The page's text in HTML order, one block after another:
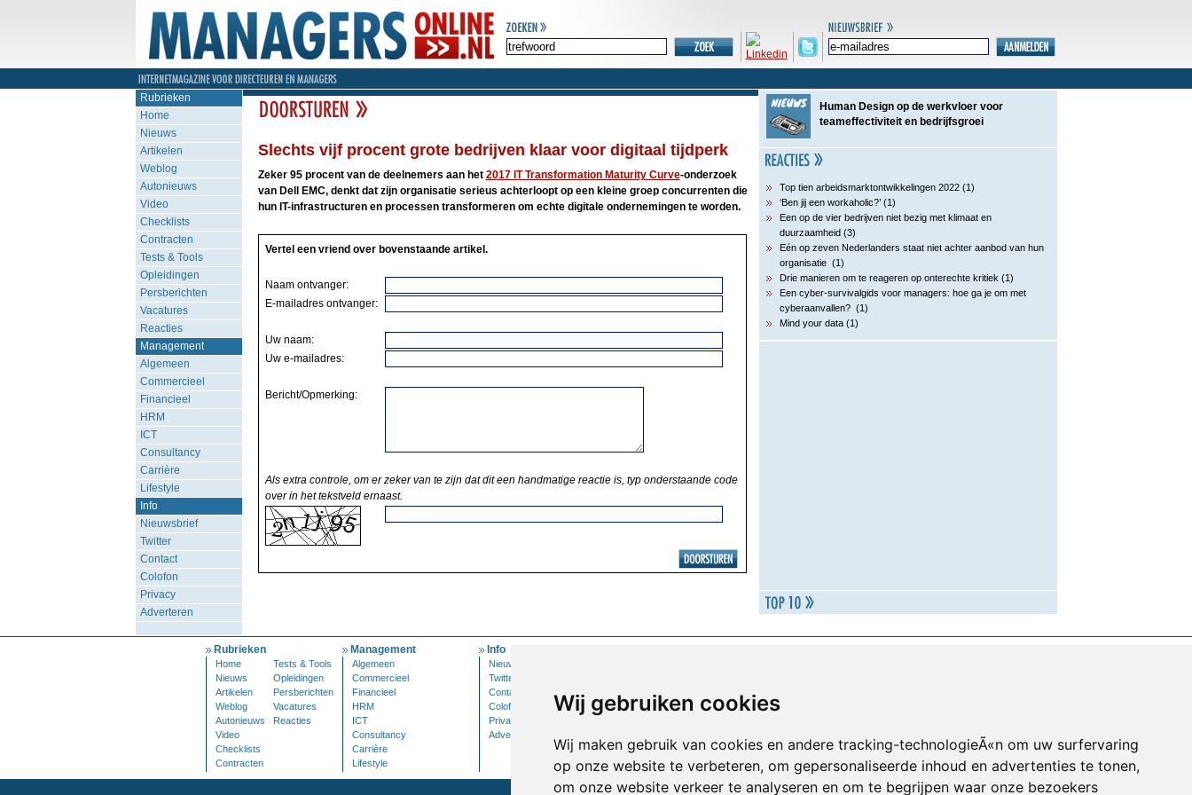
Wij gebruiken cookies
Wij maken gebruik van cookies en andere tracking-technologieÃ«n om uw surfervaring
op onze website te verbeteren, om gepersonaliseerde inhoud en advertenties te tonen,
om onze website verkeer te analyseren en om te begrijpen waar onze bezoekers
Rubrieken
Home
Nieuws
Artikelen
Weblog
Autonieuws
Video
Checklists
Contracten
Tests & Tools
Opleidingen
Persberichten
Vacatures
Reacties
Management
Algemeen
Commercieel
Financieel
HRM
ICT
Consultancy
Carrière
Lifestyle
Info
Nieuwsbrief
Twitter
Contact
Colofon
Privacy
Adverteren
Slechts vijf procent grote bedrijven klaar voor digitaal tijdperk
Zeker 95 procent van de deelnemers aan het 2017 IT Transformation Maturity Curve-onderzoek
van Dell EMC, denkt dat zijn organisatie serieus achterloopt op een kleine groep concurrenten die
hun IT-infrastructuren en processen transformeren om echte digitale ondernemingen te worden.
Vertel een vriend over bovenstaande artikel.
Naam ontvanger:
E-mailadres ontvanger:
Uw naam:
Uw e-mailadres:
Bericht/Opmerking:
Als extra controle, om er zeker van te zijn dat dit een handmatige reactie is, typ onderstaande code
over in het tekstveld ernaast.
Human Design op de werkvloer voor
teameffectiviteit en bedrijfsgroei
Top tien arbeidsmarktontwikkelingen 2022 (1)
‘Ben jij een workaholic?’ (1)
Een op de vier bedrijven niet bezig met klimaat en
duurzaamheid (3)
Eén op zeven Nederlanders staat niet achter aanbod van hun
organisatie (1)
Drie manieren om te reageren op onterechte kritiek (1)
Een cyber-survivalgids voor managers: hoe ga je om met
cyberaanvallen? (1)
Mind your data (1)
Rubrieken
Home
Tests & Tools
Nieuws
Opleidingen
Artikelen
Persberichten
Weblog
Vacatures
Autonieuws
Reacties
Video
Checklists
Contracten
Management
Algemeen
Commercieel
Financieel
HRM
ICT
Consultancy
Carrière
Lifestyle
Info
Nieuwsbrief
Twitter
Contact
Colofon
Privacy
Adverteren